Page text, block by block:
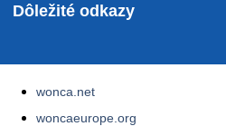
Dôležité odkazy
wonca.net
woncaeurope.org